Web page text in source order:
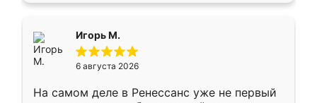
Игорь М.
6 августа 2026
На самом деле в Ренессанс уже не первый